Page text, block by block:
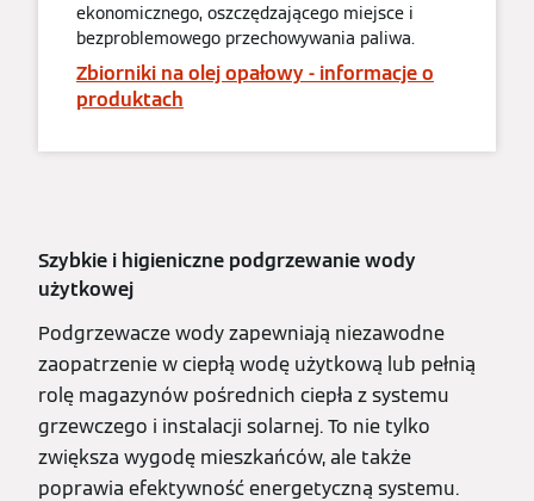
ekonomicznego, oszczędzającego miejsce i
bezproblemowego przechowywania paliwa.
Zbiorniki na olej opałowy - informacje o
produktach
Szybkie i higieniczne podgrzewanie wody
użytkowej
Podgrzewacze wody zapewniają niezawodne
zaopatrzenie w ciepłą wodę użytkową lub pełnią
rolę magazynów pośrednich ciepła z systemu
grzewczego i instalacji solarnej. To nie tylko
zwiększa wygodę mieszkańców, ale także
poprawia efektywność energetyczną systemu.